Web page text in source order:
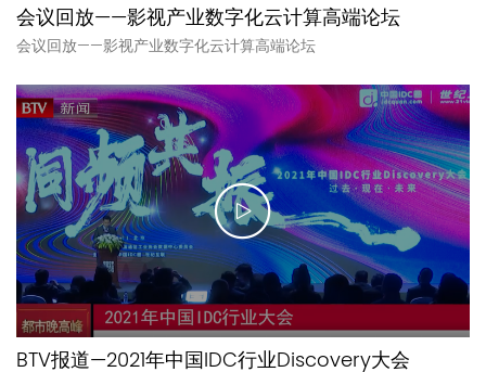
会议回放——影视产业数字化云计算高端论坛
会议回放——影视产业数字化云计算高端论坛
BTV报道—2021年中国IDC行业Discovery大会